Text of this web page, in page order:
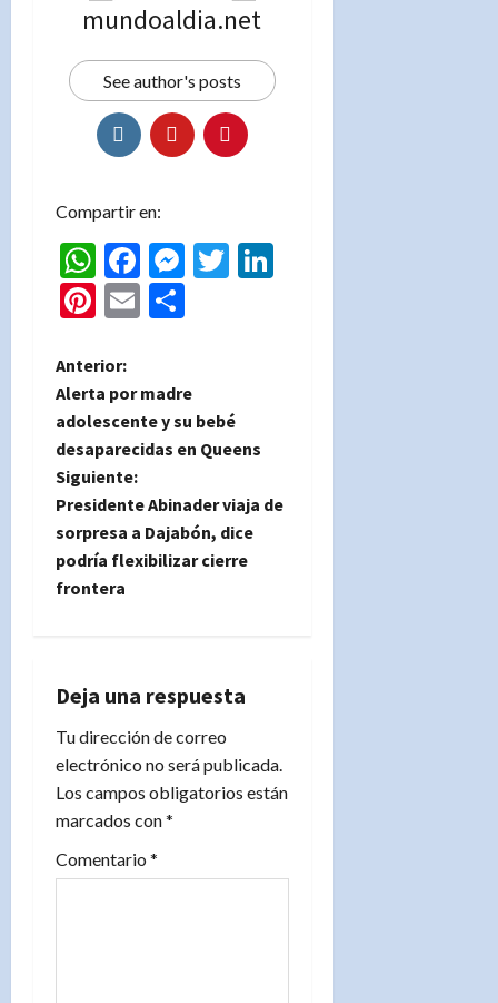
mundoaldia.net
See author's posts
Compartir en:
WhatsApp
Facebook
Messenger
Twitter
Pinterest
Email
N
a
v
e
g
a
i
ó
n
d
e
Anterior:
Alerta por madre
adolescente y su bebé
desaparecidas en Queens
Siguiente:
Presidente Abinader viaja de
sorpresa a Dajabón, dice
podría flexibilizar cierre
frontera
Deja una respuesta
Tu dirección de correo
electrónico no será publicada.
Los campos obligatorios están
marcados con*
Comentario *